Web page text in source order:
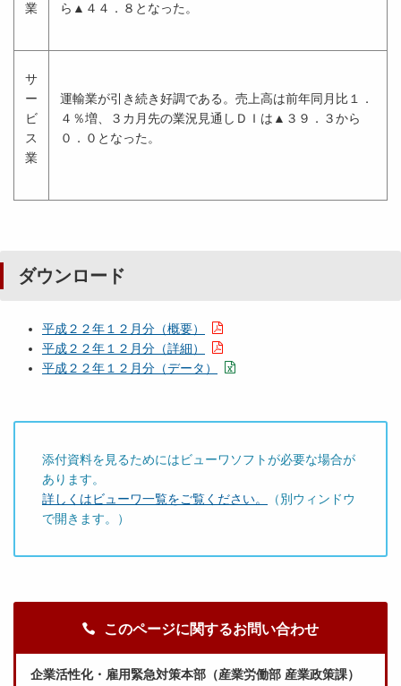
業
ら▲４４．８となった。
サ
ー
ビ
ス
業
運輸業が引き続き好調である。売上高は前年同月比１．
４％増、３カ月先の業況見通しＤＩは▲３９．３から
０．０となった。
ダウンロード
平成２２年１２月分（概要）
平成２２年１２月分（詳細）
平成２２年１２月分（データ）
添付資料を見るためにはビューワソフトが必要な場合が
あります。
詳しくはビューワ一覧をご覧ください。
（別ウィンドウ
で開きます。）
このページに関するお問い合わせ
企業活性化・雇用緊急対策本部（産業労働部 産業政策課）